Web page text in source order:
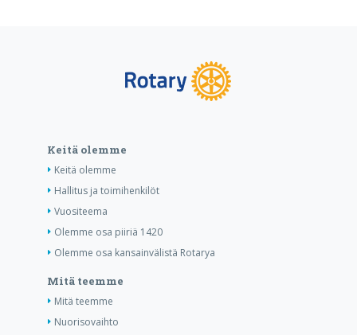
Keitä olemme
Keitä olemme
Hallitus ja toimihenkilöt
Vuositeema
Olemme osa piiriä 1420
Olemme osa kansainvälistä Rotarya
Mitä teemme
Mitä teemme
Nuorisovaihto